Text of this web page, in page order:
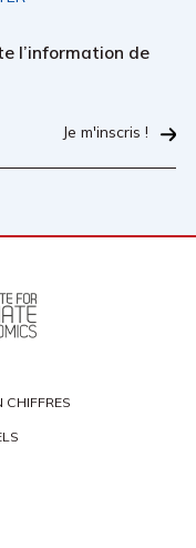
l’information de
Je m'inscris !
CHIFFRES